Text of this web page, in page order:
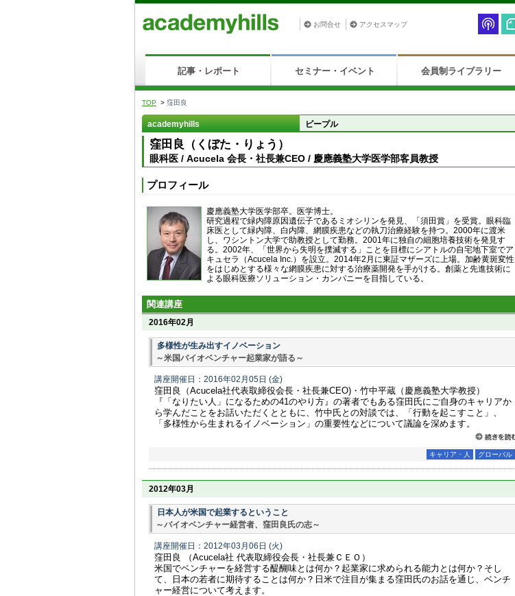
お問合せ アクセスマップ
記事・レポート セミナー・イベント 会員制ライブラリー
TOP > 窪田良
academyhills ピープル
窪田良（くぼた・りょう）
眼科医 / Acucela 会長・社長兼CEO / 慶應義塾大学医学部客員教授
プロフィール
慶應義塾大学医学部卒。医学博士。
研究過程で緑内障原因遺伝子であるミオシリンを発見、「須田賞」を受賞。眼科臨
床医として緑内障、白内障、網膜疾患などの執刀治療経験を持つ。2000年に渡米
し、ワシントン大学で助教授として勤務。2001年に独自の細胞培養技術を発見す
る。2002年、「世界から失明を撲滅する」ことを目標にシアトルの自宅地下室でア
キュセラ（Acucela Inc.）を設立。2014年2月に東証マザーズに上場。加齢黄斑変性
をはじめとする様々な網膜疾患に対する治療薬開発を手がける。創薬と先進技術に
よる眼科医療ソリューション・カンパニーを目指している。
関連講座
2016年02月
多様性が生み出すイノベーション
～米国バイオベンチャー起業家が語る～
講座開催日：2016年02月05日 (金)
窪田良（Acucela社代表取締役会長・社長兼CEO)・竹中平蔵（慶應義塾大学教授）
『「なりたい人」になるための41のやり方』の著者でもある窪田氏にご自身のキャリアか
ら学んだことをお話いただくとともに、竹中氏との対談では、「行動を起こすこと」、
「多様性から生まれるイノベーション」の重要性などについて議論を深めます。
キャリア・人 グローバル
2012年03月
日本人が米国で起業するということ
～バイオベンチャー経営者、窪田良氏の志～
講座開催日：2012年03月06日 (火)
窪田良 （Acucela社 代表取締役会長・社長兼ＣＥＯ）
米国でベンチャーを経営する醍醐味とは何か？起業家に求められる能力とは何か？そし
て、日本の若者に期待することは何か？日米で注目が集まる窪田氏のお話を通じ、ベンチ
ャー経営について考えます。